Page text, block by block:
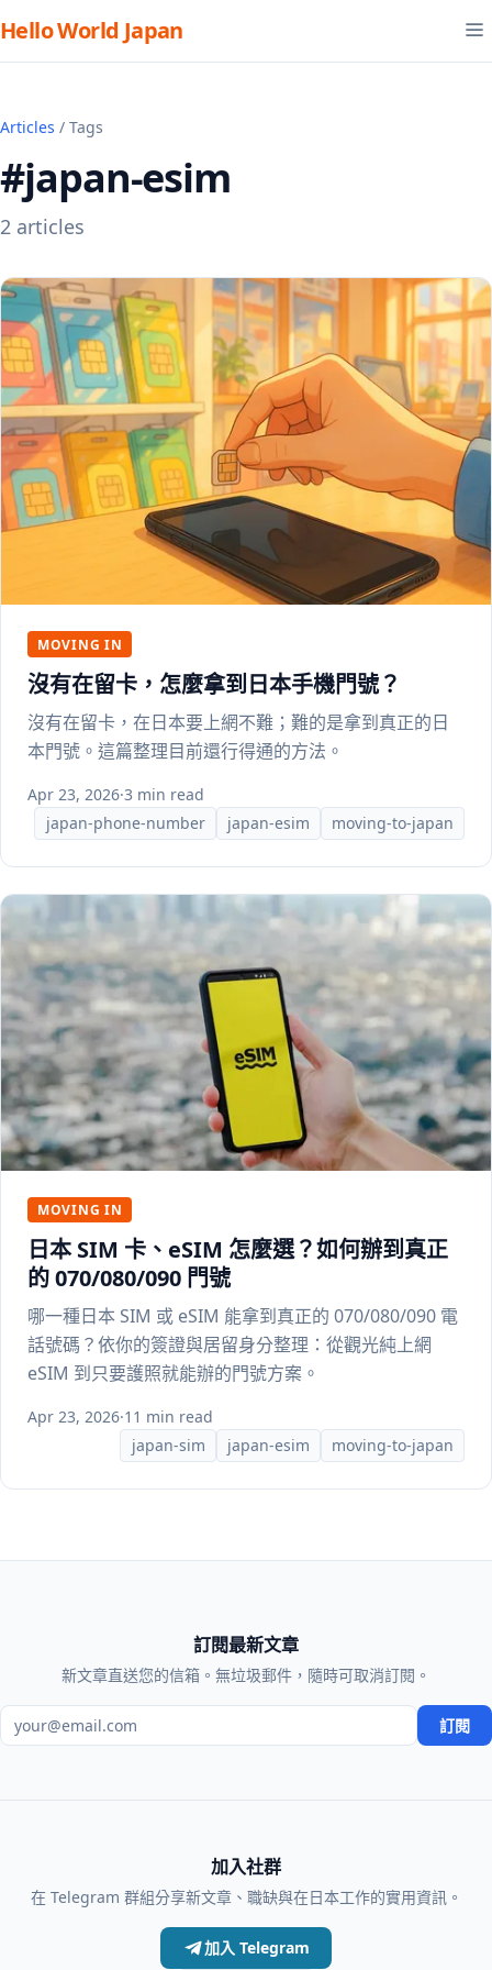
Hello World Japan
Articles / Tags
#japan-esim
2 articles
MOVING IN
沒有在留卡，怎麼拿到日本手機門號？
沒有在留卡，在日本要上網不難；難的是拿到真正的日
本門號。這篇整理目前還行得通的方法。
Apr 23, 2026·3 min read
japan-phone-number
japan-esim moving-to-japan
MOVING IN
日本 SIM 卡、eSIM 怎麼選？如何辦到真正
的 070/080/090 門號
哪一種日本 SIM 或 eSIM 能拿到真正的 070/080/090 電
話號碼？依你的簽證與居留身分整理：從觀光純上網
eSIM 到只要護照就能辦的門號方案。
Apr 23, 2026·11 min read
japan-sim
japan-esim moving-to-japan
訂閱最新文章
新文章直送您的信箱。無垃圾郵件，隨時可取消訂閱。
電子郵件地址 訂閱
加入社群
在 Telegram 群組分享新文章、職缺與在日本工作的實用資訊。
加入 Telegram